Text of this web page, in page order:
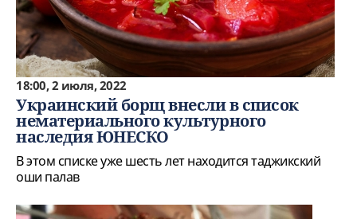
18:00, 2 июля, 2022
Украинский борщ внесли в список
нематериального культурного
наследия ЮНЕСКО
В этом списке уже шесть лет находится таджикский
оши палав